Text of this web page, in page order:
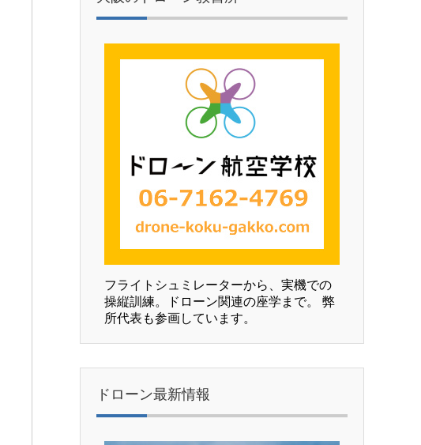
フライトシュミレーターから、実機での
操縦訓練。ドローン関連の座学まで。 弊
所代表も参画しています。
ドローン最新情報